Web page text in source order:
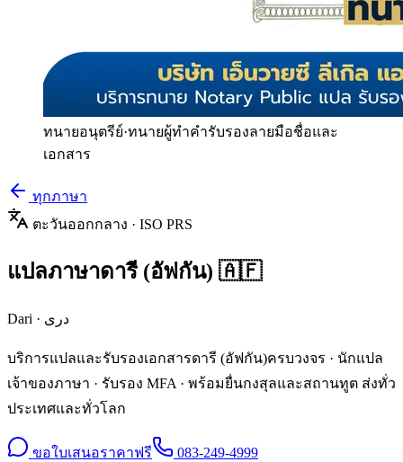
ทนายอนุตรีย์·ทนายผู้ทำคำรับรองลายมือชื่อและ
เอกสาร
ทุกภาษา
ตะวันออกกลาง · ISO PRS
แปลภาษาดารี (อัฟกัน) 🇦🇫
Dari · دری
บริการแปลและรับรองเอกสารดารี (อัฟกัน)ครบวงจร · นักแปล
เจ้าของภาษา · รับรอง MFA · พร้อมยื่นกงสุลและสถานทูต ส่งทั่ว
ประเทศและทั่วโลก
ขอใบเสนอราคาฟรี
083-249-4999